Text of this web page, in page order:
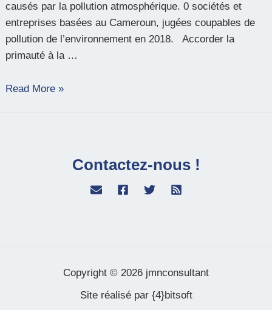
causés par la pollution atmosphérique. 0 sociétés et
entreprises basées au Cameroun, jugées coupables de
pollution de l’environnement en 2018. Accorder la
primauté à la …
Read More »
Contactez-nous !
Copyright © 2026 jmnconsultant
Site réalisé par {4}bitsoft